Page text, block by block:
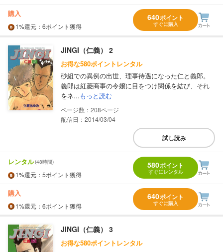
購入
1%還元 ：6ポイント獲得
640ポイント
すぐに購入
JINGI（仁義） 2
お得な580ポイントレンタル
砂組での異例の出世、理事待遇になった仁と義郎。
義郎は紅菱商事の令嬢に目をつけ関係を結び、それ
をネ...もっと読む
208
配信日：2014/03/04
試し読み
レンタル(48時間)
1%還元 ：5ポイント獲得
580ポイント
すぐにレンタル
購入
1%還元 ：6ポイント獲得
640ポイント
すぐに購入
JINGI（仁義） 3
お得な580ポイントレンタル